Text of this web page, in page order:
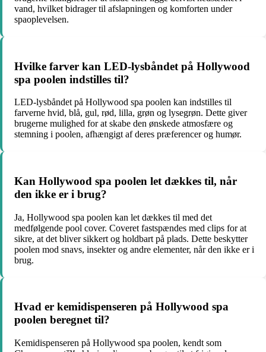
vand, hvilket bidrager til afslapningen og komforten under
spaoplevelsen.
Hvilke farver kan LED-lysbåndet på Hollywood
spa poolen indstilles til?
LED-lysbåndet på Hollywood spa poolen kan indstilles til
farverne hvid, blå, gul, rød, lilla, grøn og lysegrøn. Dette giver
brugerne mulighed for at skabe den ønskede atmosfære og
stemning i poolen, afhængigt af deres præferencer og humør.
Kan Hollywood spa poolen let dækkes til, når
den ikke er i brug?
Ja, Hollywood spa poolen kan let dækkes til med det
medfølgende pool cover. Coveret fastspændes med clips for at
sikre, at det bliver sikkert og holdbart på plads. Dette beskytter
poolen mod snavs, insekter og andre elementer, når den ikke er i
brug.
Hvad er kemidispenseren på Hollywood spa
poolen beregnet til?
Kemidispenseren på Hollywood spa poolen, kendt som